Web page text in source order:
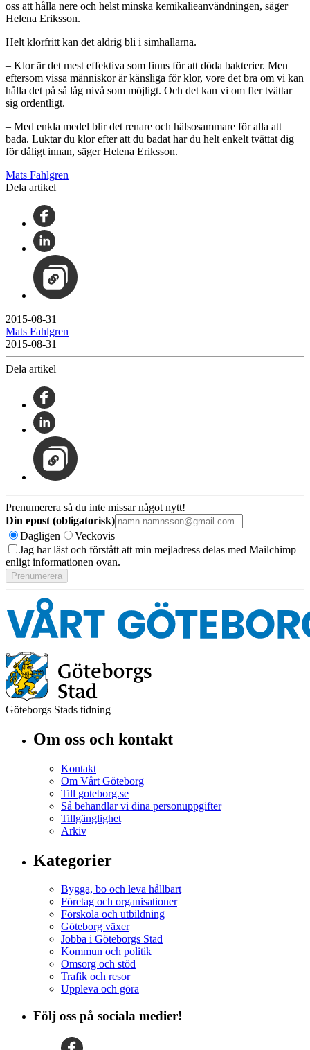
oss att hålla nere och helst minska kemikalieanvändningen, säger
Helena Eriksson.
Helt klorfritt kan det aldrig bli i simhallarna.
– Klor är det mest effektiva som finns för att döda bakterier. Men
eftersom vissa människor är känsliga för klor, vore det bra om vi kan
hålla det på så låg nivå som möjligt. Och det kan vi om fler tvättar
sig ordentligt.
– Med enkla medel blir det renare och hälsosammare för alla att
bada. Luktar du klor efter att du badat har du helt enkelt tvättat dig
för dåligt innan, säger Helena Eriksson.
Mats Fahlgren
Dela artikel
2015-08-31
Mats Fahlgren
2015-08-31
Dela artikel
Prenumerera så du inte missar något nytt!
Din epost (obligatorisk)
Dagligen
Veckovis
Jag har läst och förstått att min mejladress delas med Mailchimp
enligt informationen ovan.
Göteborgs Stads tidning
Om oss och kontakt
Kontakt
Om Vårt Göteborg
Till goteborg.se
Så behandlar vi dina personuppgifter
Tillgänglighet
Arkiv
Kategorier
Bygga, bo och leva hållbart
Företag och organisationer
Förskola och utbildning
Göteborg växer
Jobba i Göteborgs Stad
Kommun och politik
Omsorg och stöd
Trafik och resor
Uppleva och göra
Följ oss på sociala medier!